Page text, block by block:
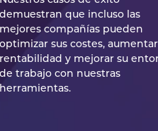
demuestran que incluso las
mejores compañías pueden
optimizar sus costes,
rentabilidad y mejorar su
de trabajo con nuestras
herramientas.